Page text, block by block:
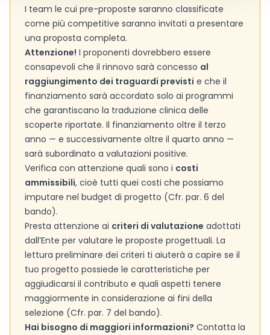
I team le cui pre-proposte saranno classificate
come più competitive saranno invitati a presentare
una proposta completa.
Attenzione! I proponenti dovrebbero essere
consapevoli che il rinnovo sarà concesso al
raggiungimento dei traguardi previsti e che il
finanziamento sarà accordato solo ai programmi
che garantiscano la traduzione clinica delle
scoperte riportate. Il finanziamento oltre il terzo
anno — e successivamente oltre il quarto anno —
sarà subordinato a valutazioni positive.
Verifica con attenzione quali sono i costi
ammissibili, cioè tutti quei costi che possiamo
imputare nel budget di progetto (Cfr. par. 6 del
bando).
Presta attenzione ai criteri di valutazione adottati
dall’Ente per valutare le proposte progettuali. La
lettura preliminare dei criteri ti aiuterà a capire se il
tuo progetto possiede le caratteristiche per
aggiudicarsi il contributo e quali aspetti tenere
maggiormente in considerazione ai fini della
selezione (Cfr. par. 7 del bando).
Hai bisogno di maggiori informazioni? Contatta la